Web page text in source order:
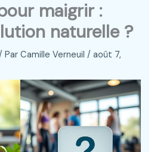
maigrir :
naturelle ?
ParCamille Verneuil/août 7,